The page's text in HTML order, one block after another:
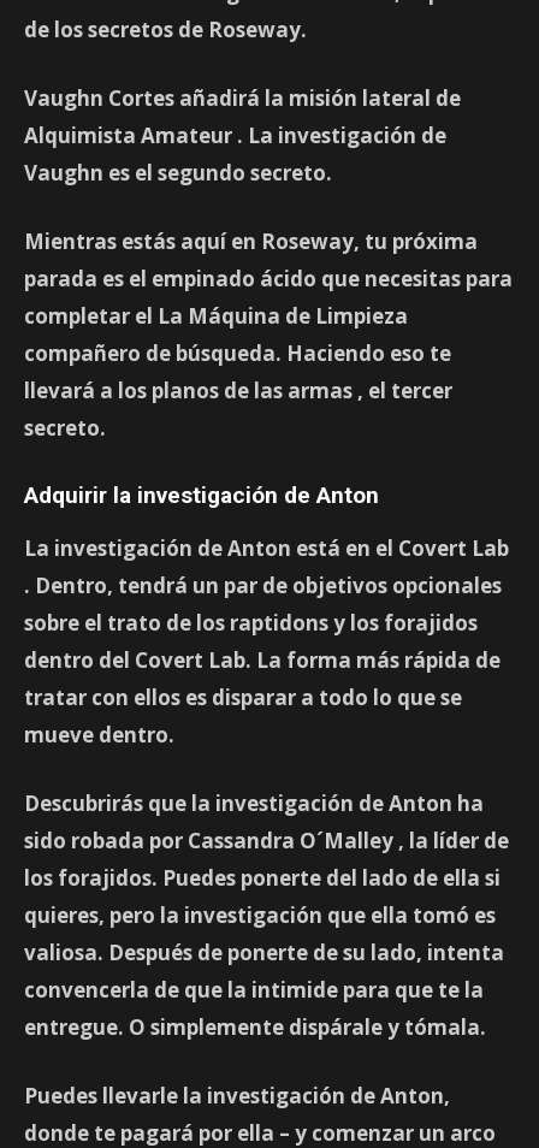
de los secretos de Roseway.
Vaughn Cortes añadirá la misión lateral de
Alquimista Amateur . La investigación de
Vaughn es el segundo secreto.
Mientras estás aquí en Roseway, tu próxima
parada es el empinado ácido que necesitas para
completar el La Máquina de Limpieza
compañero de búsqueda. Haciendo eso te
llevará a los planos de las armas , el tercer
secreto.
Adquirir la investigación de Anton
La investigación de Anton está en el Covert Lab
. Dentro, tendrá un par de objetivos opcionales
sobre el trato de los raptidonsy los forajidos
dentro del Covert Lab. La forma más rápida de
tratar con ellos es disparar a todo lo que se
mueve dentro.
Descubrirás que la investigación de Anton ha
sido robada por Cassandra O´Malley , la líder de
los forajidos. Puedes ponerte del lado de ella si
quieres, pero la investigación que ella tomó es
valiosa. Después de ponerte de su lado, intenta
convencerla de que la intimide para que te la
entregue. O simplemente dispárale y tómala.
Puedes llevarle la investigación de Anton,
donde te pagará por ella – y comenzar un arco